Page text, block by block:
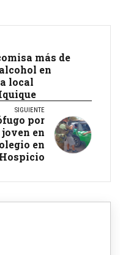
más de
en
local
SIGUIENTE
por
en
en